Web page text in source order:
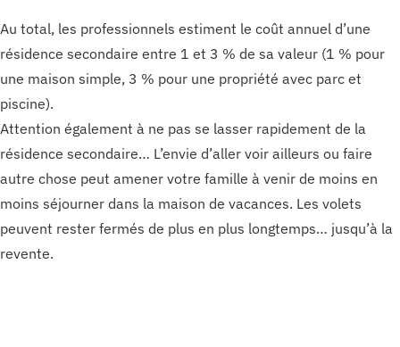
Au total, les professionnels estiment le coût annuel d’une
résidence secondaire entre 1 et 3 % de sa valeur (1 % pour
une maison simple, 3 % pour une propriété avec parc et
piscine).
Attention également à ne pas se lasser rapidement de la
résidence secondaire… L’envie d’aller voir ailleurs ou faire
autre chose peut amener votre famille à venir de moins en
moins séjourner dans la maison de vacances. Les volets
peuvent rester fermés de plus en plus longtemps… jusqu’à la
revente.